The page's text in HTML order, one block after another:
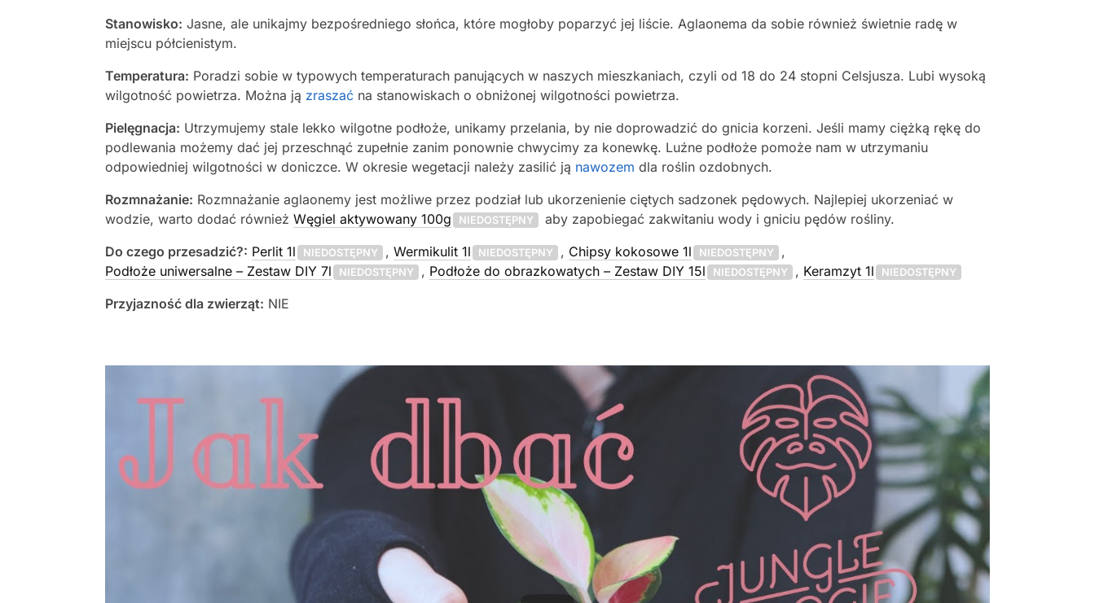
Stanowisko: Jasne, ale unikajmy bezpośredniego słońca, które mogłoby poparzyć jej liście. Aglaonema da sobie również świetnie radę w
miejscu półcienistym.
Temperatura: Poradzi sobie w typowych temperaturach panujących w naszych mieszkaniach, czyli od 18 do 24 stopni Celsjusza. Lubi wysoką
wilgotność powietrza. Można ją zraszaćna stanowiskach o obniżonej wilgotności powietrza.
Pielęgnacja: Utrzymujemy stale lekko wilgotne podłoże, unikamy przelania, by nie doprowadzić do gnicia korzeni. Jeśli mamy ciężką rękę do
podlewania możemy dać jej przeschnąć zupełnie zanim ponownie chwycimy za konewkę. Luźne podłoże pomoże nam w utrzymaniu
odpowiedniej wilgotności w doniczce. W okresie wegetacji należy zasilić ją nawozem dla roślin ozdobnych.
Rozmnażanie: Rozmnażanie aglaonemy jest możliwe przez podział lub ukorzenienie ciętych sadzonek pędowych. Najlepiej ukorzeniać w
wodzie, warto dodać również Węgiel aktywowany 100g NIEDOSTĘPNY
aby zapobiegać zakwitaniu wody i gniciu pędów rośliny.
Do czego przesadzić?: Perlit 1l NIEDOSTĘPNY , Wermikulit 1l NIEDOSTĘPNY , Chipsy kokosowe 1l NIEDOSTĘPNY
,
Podłoże uniwersalne – Zestaw DIY 7l
NIEDOSTĘPNY , Podłoże do obrazkowatych – Zestaw DIY 15l NIEDOSTĘPNY , Keramzyt 1l NIEDOSTĘPNY
Przyjazność dla zwierząt: NIE